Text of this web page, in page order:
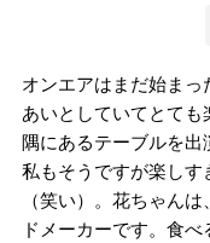
オンエアはまだ始ま
あいとしていてとて
隅にあるテーブルを出
私もそうですが楽しす
（笑い）。花ちゃん
ドメーカーです。食